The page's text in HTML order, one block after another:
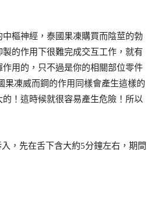
樞神經，泰國果凍購買而陰莖的勃
的作用下很難完成交互工作，就有
用的，只不過是你的相關部位零件
果凍威而鋼的作用同樣會產生這樣的
！這時候就很容易產生危險！所以
，先在舌下含大約5分鐘左右，期間